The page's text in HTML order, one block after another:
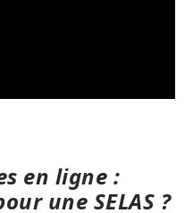
en ligne :
une SELAS ?